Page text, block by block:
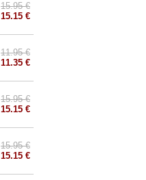
15.95 €
15.15 €
11.95 €
11.35 €
15.95 €
15.15 €
15.95 €
15.15 €